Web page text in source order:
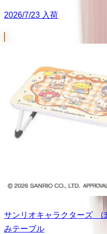
2026/7/23 入荷
サンリオキャラクターズ
みテーブル